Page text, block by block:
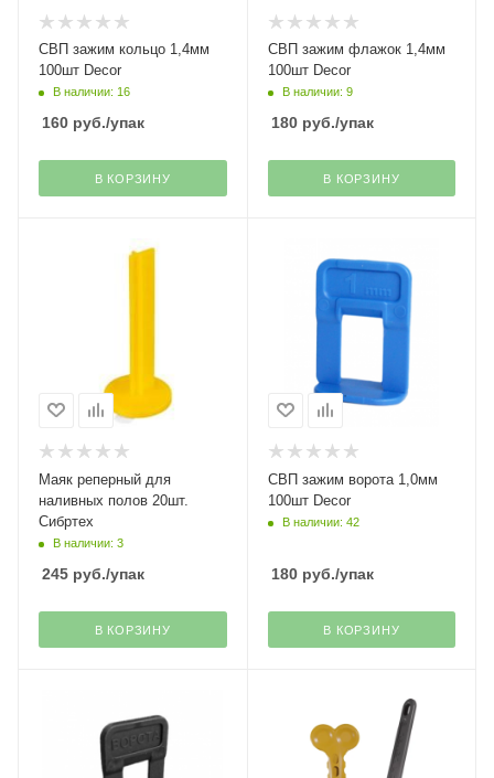
СВП зажим кольцо 1,4мм
100шт Decor
В наличии: 16
160 руб./упак
В КОРЗИНУ
СВП зажим флажок 1,4мм
100шт Decor
В наличии: 9
180руб./упак
В КОРЗИНУ
Маяк реперный для
наливных полов 20шт.
Сибртех
В наличии: 3
245 руб./упак
В КОРЗИНУ
СВП зажим ворота 1,0мм
100шт Decor
В наличии: 42
180руб./упак
В КОРЗИНУ